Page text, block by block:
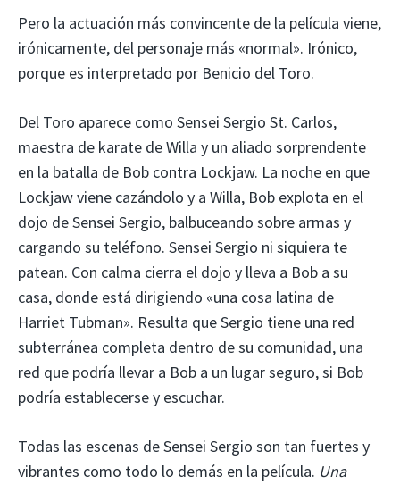
Pero la actuación más convincente de la película viene,
irónicamente, del personaje más «normal». Irónico,
porque es interpretado por Benicio del Toro.
Del Toro aparece como Sensei Sergio St. Carlos,
maestra de karate de Willa y un aliado sorprendente
en la batalla de Bob contra Lockjaw. La noche en que
Lockjaw viene cazándolo y a Willa, Bob explota en el
dojo de Sensei Sergio, balbuceando sobre armas y
cargando su teléfono. Sensei Sergio ni siquiera te
patean. Con calma cierra el dojo y lleva a Bob a su
casa, donde está dirigiendo «una cosa latina de
Harriet Tubman». Resulta que Sergio tiene una red
subterránea completa dentro de su comunidad, una
red que podría llevar a Bob a un lugar seguro, si Bob
podría establecerse y escuchar.
Todas las escenas de Sensei Sergio son tan fuertes y
vibrantes como todo lo demás en la película. Una